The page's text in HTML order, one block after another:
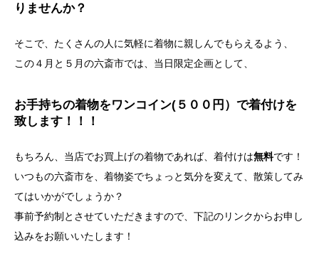
りませんか？
そこで、たくさんの人に気軽に着物に親しんでもらえるよう、
この４月と５月の六斎市では、当日限定企画として、
お手持ちの着物をワンコイン(５００円）で着付けを
致します！！！
もちろん、当店でお買上げの着物であれば、着付けは無料です！
いつもの六斎市を、着物姿でちょっと気分を変えて、散策してみ
てはいかがでしょうか？
事前予約制とさせていただきますので、下記のリンクからお申し
込みをお願いいたします！